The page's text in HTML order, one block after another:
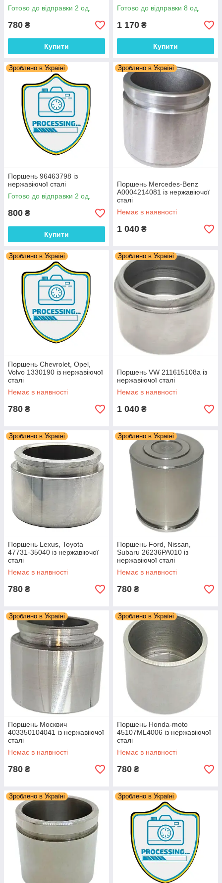
Готово до відправки 2 од.
780 ₴
Купити
Готово до відправки 8 од.
1 170 ₴
Купити
Зроблено в Україні
Поршень 96463798 із
нержавіючої сталі
Готово до відправки 2 од.
800 ₴
Купити
Зроблено в Україні
Поршень Mercedes-Benz
A0004214081 із нержавіючої
сталі
Немає в наявності
1 040 ₴
Зроблено в Україні
Поршень Chevrolet, Opel,
Volvo 1330190 із нержавіючої
сталі
Немає в наявності
780 ₴
Зроблено в Україні
Поршень VW 211615108a із
нержавіючої сталі
Немає в наявності
1 040 ₴
Зроблено в Україні
Поршень Lexus, Toyota
47731-35040 із нержавіючої
сталі
Немає в наявності
780 ₴
Зроблено в Україні
Поршень Ford, Nissan,
Subaru 26236PA010 із
нержавіючої сталі
Немає в наявності
780 ₴
Зроблено в Україні
Поршень Москвич
403350104041 із нержавіючої
сталі
Немає в наявності
780 ₴
Зроблено в Україні
Поршень Honda-moto
45107ML4006 із нержавіючої
сталі
Немає в наявності
780 ₴
Зроблено в Україні Зроблено в Україні